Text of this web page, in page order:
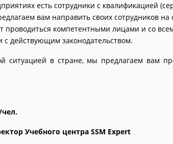
есть сотрудники с квалификацией
вам направить своих сотрудников
проводиться компетентными лицами и со
с действующим законодательством.
ситуацией в стране, мы предлагаем вам
чел.
Учебного центра SSM Expert